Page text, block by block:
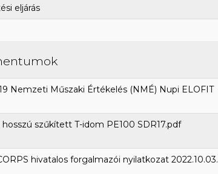
eljárás
Nemzeti Műszaki Értékelés (NMÉ) Nupi ELOFIT
szűkített T-idom PE100 SDR17.pdf
hivatalos forgalmazói nyilatkozat 2022.10.03.